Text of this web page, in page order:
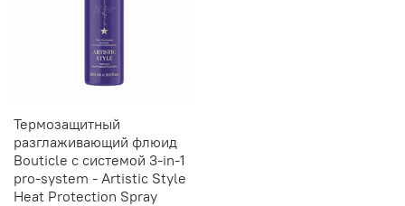
Термозащитный
разглаживающий флюид
Bouticle с системой 3-in-1
pro-system - Artistic Style
Heat Protection Spray